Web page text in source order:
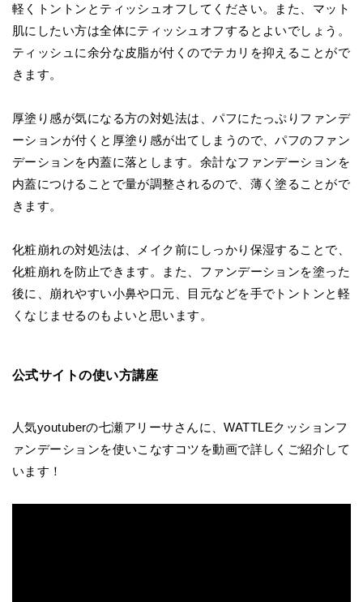
軽くトントンとティッシュオフしてください。また、マット
肌にしたい方は全体にティッシュオフするとよいでしょう。
ティッシュに余分な皮脂が付くのでテカリを抑えることがで
きます。
厚塗り感が気になる方の対処法は、パフにたっぷりファンデ
ーションが付くと厚塗り感が出てしまうので、パフのファン
デーションを内蓋に落とします。余計なファンデーションを
内蓋につけることで量が調整されるので、薄く塗ることがで
きます。
化粧崩れの対処法は、メイク前にしっかり保湿することで、
化粧崩れを防止できます。また、ファンデーションを塗った
後に、崩れやすい小鼻や口元、目元などを手でトントンと軽
くなじませるのもよいと思います。
公式サイトの使い方講座
人気youtuberの七瀬アリーサさんに、WATTLEクッションフ
ァンデーションを使いこなすコツを動画で詳しくご紹介して
います！